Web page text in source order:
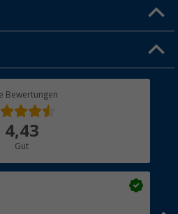
Bewertungen
4,43
Gut